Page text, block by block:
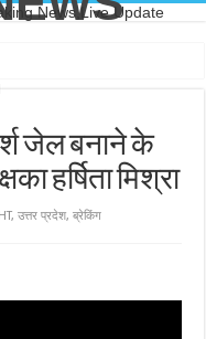
News,Live Update
जेल बनाने के
हर्षिता मिश्रा
,उत्तर प्रदेश,ब्रेकिंग